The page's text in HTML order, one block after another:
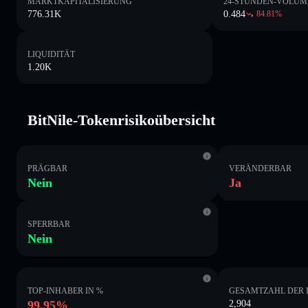
776.31K 0.484 84.81%
LIQUIDITÄT
1.20K
BitNile-Tokenrisikoübersicht
PRÄGBAR
Nein
VERÄNDERBAR
Ja
SPERRBAR
Nein
TOP-INHABER IN %
99.95%
GESAMTZAHL DER
2,904